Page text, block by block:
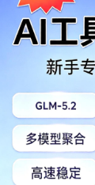
点和互测均为黑
过了解源代码
的测试，旨在
功能
查各单元的交